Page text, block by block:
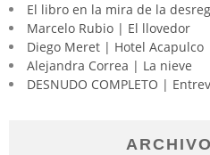
El libro en la mira de la
Marcelo Rubio | El llovedor
Diego Meret | Hotel Acapulco
Alejandra Correa | La nieve
DESNUDO COMPLETO |